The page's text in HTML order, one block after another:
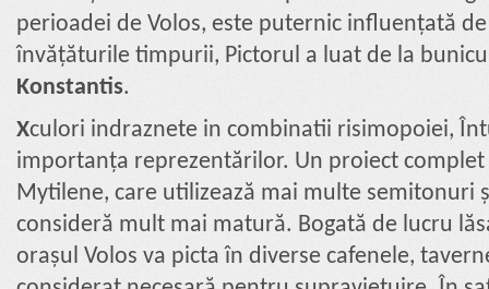
perioadei de Volos, este puternic influențată
învățăturile timpurii, Pictorul a luat de la
Konstantis.
Xculori indraznete in combinatii risimopoiei,
importanța reprezentărilor. Un proiect
Mytilene, care utilizează mai multe semitonuri
consideră mult mai matură. Bogată de lucru
orașul Volos va picta în diverse cafenele,